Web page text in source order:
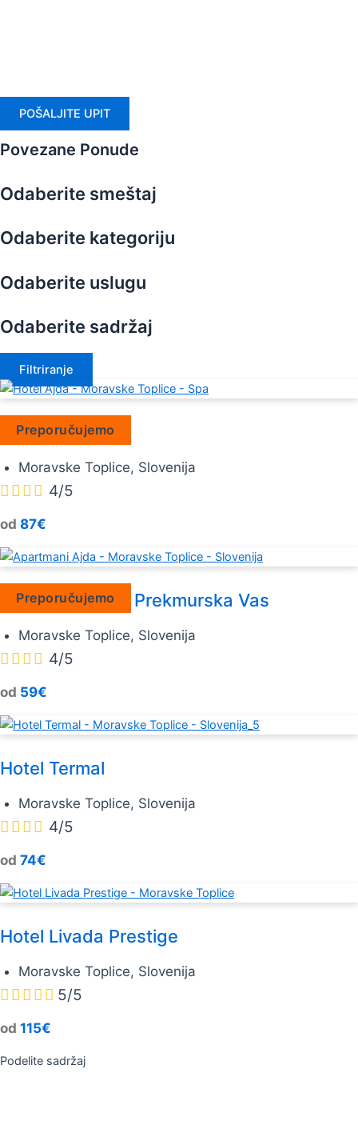
POŠALJITE UPIT
Povezane Ponude
Odaberite smeštaj
Odaberite kategoriju
Odaberite uslugu
Odaberite sadržaj
Filtriranje
Preporučujemo
Hotel Ajda
Moravske Toplice, Slovenija
    4/5
od 87€
Preporučujemo
Apartmani Ajda Prekmurska Vas
Moravske Toplice, Slovenija
    4/5
od 59€
Hotel Termal
Moravske Toplice, Slovenija
    4/5
od 74€
Hotel Livada Prestige
Moravske Toplice, Slovenija
     5/5
od 115€
Podelite sadržaj